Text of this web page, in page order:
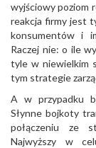
wyjściowy poziom
reakcja firmy jest
konsumentów i
Raczej nie: o ile
tyle w niewielkim
tym strategie
A w przypadku
Słynne bojkoty
połączeniu ze
Najwyższy w